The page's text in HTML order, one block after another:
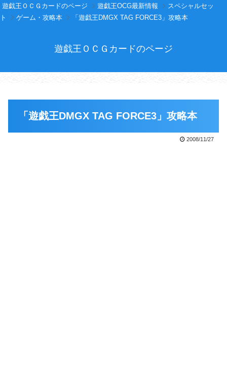
遊戯王ＯＣＧカードのページ 遊戯王OCG最新情報
スペシャルセッ
ト
ゲーム・攻略本 「遊戯王DMGX TAG FORCE3」攻略本
遊戯王ＯＣＧカードのページ
「遊戯王DMGX TAG FORCE3」攻略本
2008/11/27